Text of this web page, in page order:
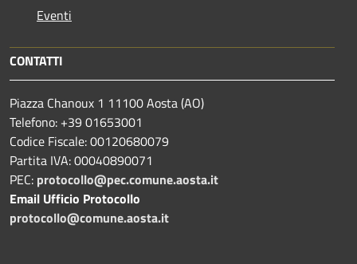
Eventi
CONTATTI
Piazza Chanoux 1 11100 Aosta (AO)
Telefono: +39 01653001
Codice Fiscale: 00120680079
Partita IVA: 00040890071
PEC: protocollo@pec.comune.aosta.it
Email Ufficio Protocollo
protocollo@comune.aosta.it